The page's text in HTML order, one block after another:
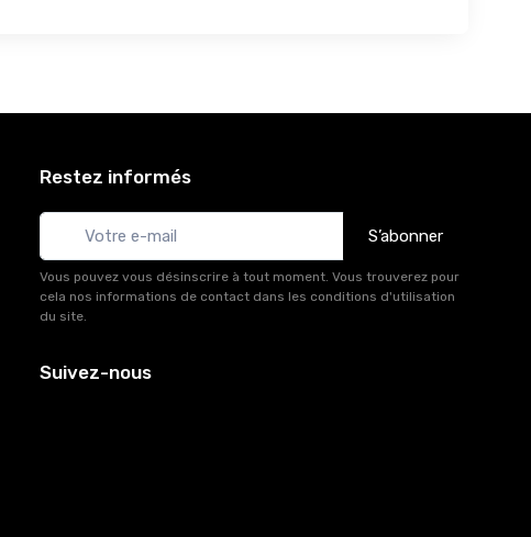
Restez informés
S’abonner
Vous pouvez vous désinscrire à tout moment. Vous trouverez pour
cela nos informations de contact dans les conditions d'utilisation
du site.
Suivez-nous